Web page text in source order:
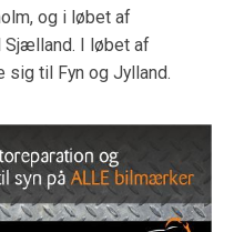
og i løbet af
I løbet af
sig til Fyn og Jylland.